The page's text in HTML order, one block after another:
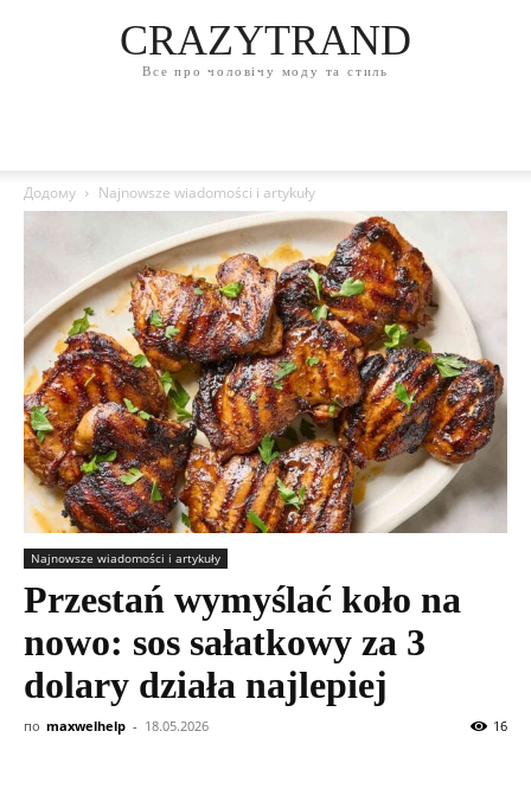
CRAZYTRAND
Все про чоловічу моду та стиль
Додому Najnowsze wiadomości i artykuły
Najnowsze wiadomości i artykuły
Przestań wymyślać koło na
nowo: sos sałatkowy za 3
dolary działa najlepiej
по maxwelhelp - 18.05.2026 16